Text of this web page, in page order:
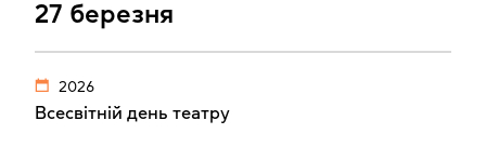
27 березня
2026
Всесвітній день театру